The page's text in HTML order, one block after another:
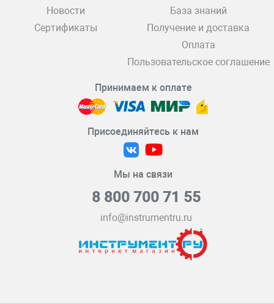
Новости
Сертификаты
База знаний
Получение и доставка
Оплата
Пользовательское соглашение
Принимаем к оплате
Присоединяйтесь к нам
Мы на связи
8 800 700 71 55
info@instrumentru.ru